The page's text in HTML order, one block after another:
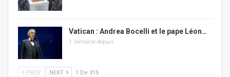
Vatican : Andrea Bocelli et le pape Léon…
1 semaine depuis
PREV NEXT 1 De 315